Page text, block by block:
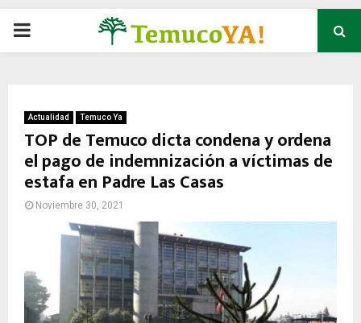
P
M
A
Y
Actualidad Temuco Ya
TOP de Temuco dicta condena y ordena
el pago de indemnización a víctimas de
estafa en Padre Las Casas
Noviembre 30, 2021